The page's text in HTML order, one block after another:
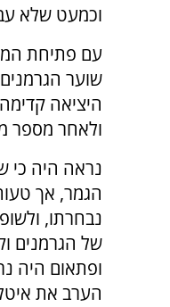
וכמעט שלא
עם פתיחת
היציאה
ולאחר מספר
נראה היה כי
ופתאום היה
הערב את